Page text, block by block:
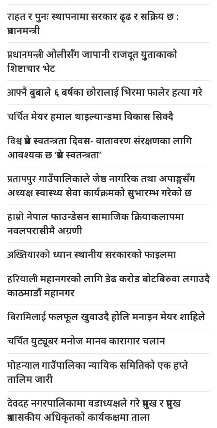
राहतर पुनः स्थापनामा सरकार ढृढ र सक्रिय छ :
प्रधानमन्त्री
प्रधानमन्त्रीओलीसँग जापानी राजदूत युुताकाको
शिष्टाचार भेट
आफ्नैबुबाले ६ बर्षका छोरालाई भिरमा फालेर हत्या गरे
चर्चितमेयर हमाल थाइल्यान्डमा विकास सिक्दै
विश्वप्रेस स्वतन्त्रता दिवस- वातावरण संरक्षणका लागि
आवश्यक छ ‘प्रेस स्वतन्त्रता’
प्रतापपुरगाउँपालिकाले जेष्ठ नागरिक तथा अपाङ्गसँग
अध्यक्ष स्वास्थ्य सेवा कार्यक्रमको सुभारम्भ गरेको छ
हाम्रोनेपाल फाउन्डेसन सामाजिक क्रियाकलापमा
नवलपरासीमै अग्रणी
अख्तियारको ध्यान स्थानीय सरकारको फाइलमा
हरियालीमहानगरको लागि डेढ करोड बोटबिरुवा लगाउदै
काठमाडौं महानगर
बिरामिलाईफलफूल खुवाउदै होलि मनाइन मेयर शाहिले
चर्चितयुट्यूबर मनोज मानव कारागार चलान
मोहन्यालगाउँपालिका न्यायिक समितिको एक हप्ते
तालिम जारी
देवदहनगरपालिकामा वडाध्यक्षले गरे प्रमुख र प्रमुख
प्रशासकीय अधिकृतको कार्यकक्षमा ताला